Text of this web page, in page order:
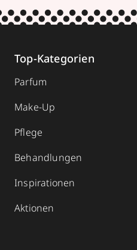
Top-Kategorien
Parfum
Make-Up
Pflege
Behandlungen
Inspirationen
Aktionen